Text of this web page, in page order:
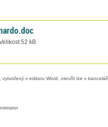
52 kB
v editoru Word, otevřít lze v